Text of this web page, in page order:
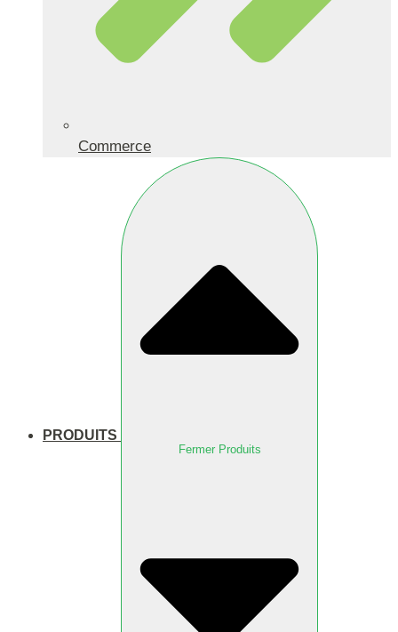
Commerce
PRODUITS
Fermer Produits